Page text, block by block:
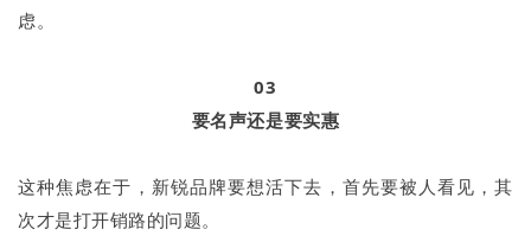
虑。
03
要名声还是要实惠
这种焦虑在于，新锐品牌要想活下去，首先要被人看见，其
次才是打开销路的问题。